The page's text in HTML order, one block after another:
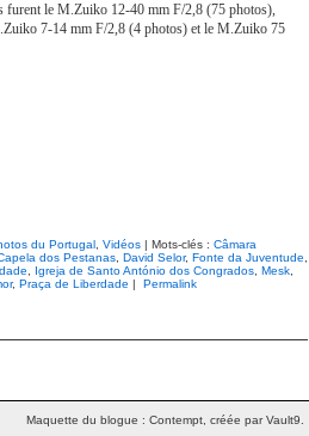
furent le M.Zuiko 12-40 mm F/2,8 (75 photos),
7-14 mm F/2,8 (4 photos) et le M.Zuiko 75
du Portugal, Vidéos | Mots-clés : Câmara
dos Pestanas, David Selor, Fonte da Juventude,
, Igreja de Santo António dos Congrados, Mesk,
, Praça de Liberdade |
Permalink
Maquette du blogue : Contempt, créée par Vault9.